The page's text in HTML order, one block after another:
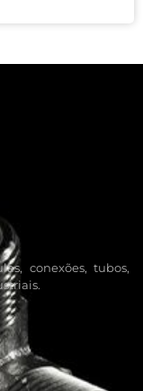
conexões, tubos,